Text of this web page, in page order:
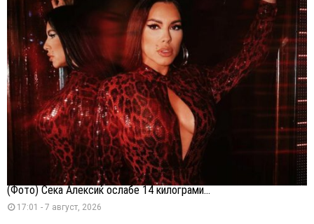
(Фото) Сека Алексиќ ослабе 14 килограми...
17:01 - 7 август, 2026